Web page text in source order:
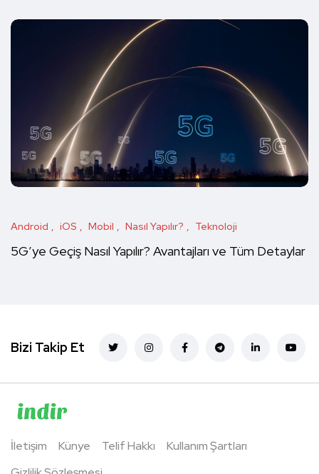
Android iOS Mobil Nasıl Yapılır? Teknoloji
5G’ye Geçiş Nasıl Yapılır? Avantajları ve Tüm Detaylar
Bizi Takip Et
İletişim Künye Telif Hakkı
Kullanım Şartları